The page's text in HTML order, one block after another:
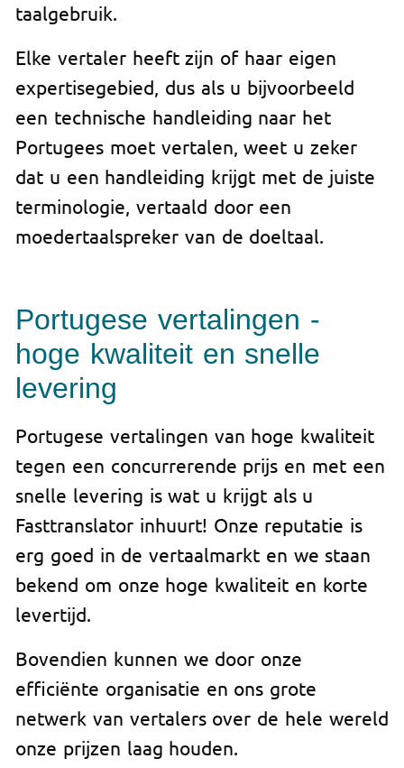
taalgebruik.
Elke vertaler heeft zijn of haar eigen
expertisegebied, dus als u bijvoorbeeld
een technische handleiding naar het
Portugees moet vertalen, weet u zeker
dat u een handleiding krijgt met de juiste
terminologie, vertaald door een
moedertaalspreker van de doeltaal.
Portugese vertalingen -
hoge kwaliteit en snelle
levering
Portugese vertalingen van hoge kwaliteit
tegen een concurrerende prijs en met een
snelle levering is wat u krijgt als u
Fasttranslator inhuurt! Onze reputatie is
erg goed in de vertaalmarkt en we staan
bekend om onze hoge kwaliteit en korte
levertijd.
Bovendien kunnen we door onze
efficiënte organisatie en ons grote
netwerk van vertalers over de hele wereld
onze prijzen laag houden.